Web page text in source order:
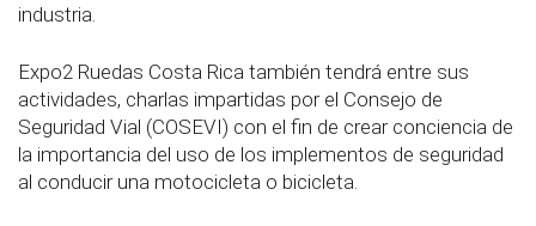
industria.
Expo2 Ruedas Costa Rica también tendrá entre sus
actividades, charlas impartidas por el Consejo de
Seguridad Vial (COSEVI) con el fin de crear conciencia de
la importancia del uso de los implementos de seguridad
al conducir una motocicleta o bicicleta.